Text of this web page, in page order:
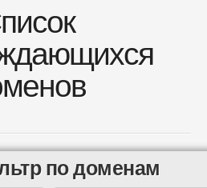
по доменам